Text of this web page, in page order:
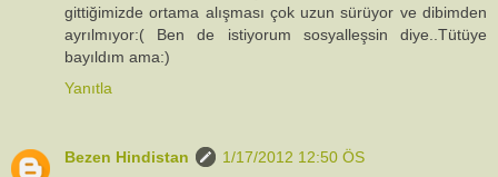
gittiğimizde ortama alışması çok uzun sürüyor ve dibimden
ayrılmıyor:( Ben de istiyorum sosyalleşsin diye..Tütüye
bayıldım ama:)
Yanıtla
Bezen Hindistan
1/17/2012 12:50 ÖS